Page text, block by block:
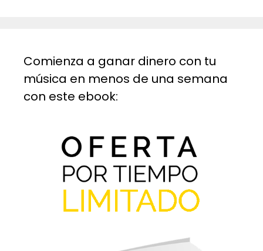
Comienza a ganar dinero con tu
música en menos de una semana
con este ebook: